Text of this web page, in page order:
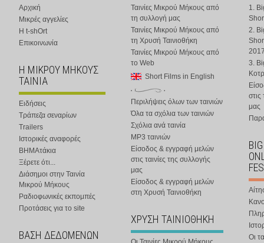
Αρχική
Μικρές αγγελίες
Η t-shOrt
Επικοινωνία
Η ΜΙΚΡΟΥ ΜΗΚΟΥΣ
ΤΑΙΝΙΑ
Ειδήσεις
Τράπεζα σεναρίων
Trailers
Ιστορικές αναφορές
ΒΗΜΑτάκια
Ξέρετε ότι...
Διάσημοι στην Ταινία
Μικρού Μήκους
Ραδιοφωνικές εκπομπές
Προτάσεις για το site
ΒΑΣΗ ΔΕΔΟΜΕΝΩΝ
Ταινίες Μικρού Μήκους από
τη συλλογή μας
Ταινίες Μικρού Μήκους από
τη Χρυσή Ταινιοθήκη
Ταινίες Μικρού Μήκους από
το Web
Short Films in English
Περιλήψεις όλων των ταινιών
Όλα τα σχόλια των ταινιών
Σχόλια ανά ταινία
MP3 ταινιών
Είσοδος & εγγραφή μελών
στις ταινίες της συλλογής
μας
Είσοδος & εγγραφή μελών
στη Χρυσή Ταινιοθήκη
ΧΡΥΣΗ ΤΑΙΝΙΟΘΗΚΗ
1.
2.
3.
στις
μας
Οι